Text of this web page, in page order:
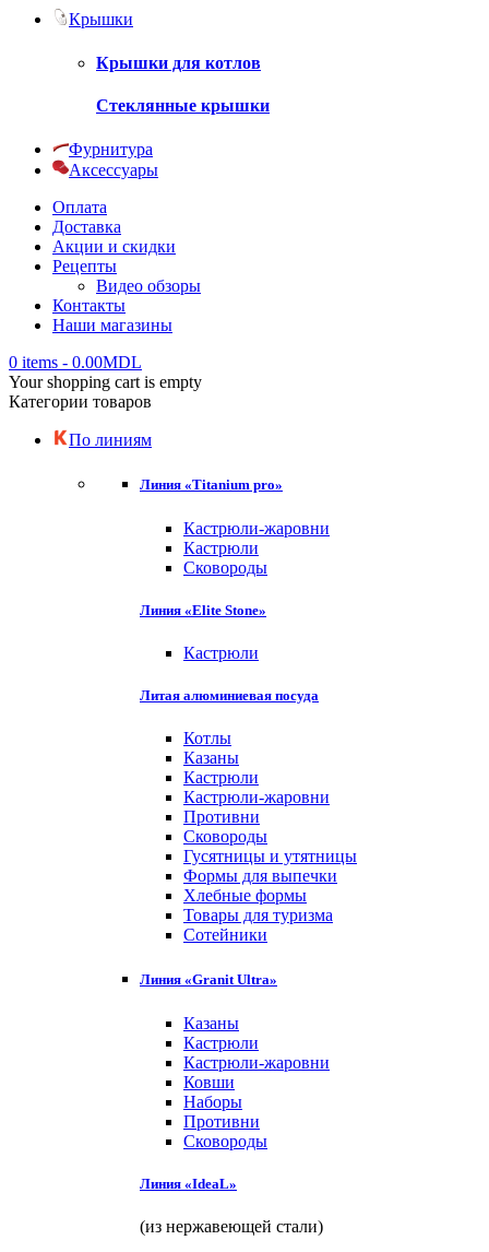
Крышки
Крышки для котлов
Стеклянные крышки
Фурнитура
Аксессуары
Оплата
Доставка
Акции и скидки
Рецепты
Видео обзоры
Контакты
Наши магазины
0 items - 0.00MDL
Your shopping cart is empty
Категории товаров
По линиям
Линия «Titanium pro»
Кастрюли-жаровни
Кастрюли
Сковороды
Линия «Elite Stone»
Кастрюли
Литая алюминиевая посуда
Котлы
Казаны
Кастрюли
Кастрюли-жаровни
Противни
Сковороды
Гусятницы и утятницы
Формы для выпечки
Хлебные формы
Товары для туризма
Сотейники
Линия «Granit Ultra»
Казаны
Кастрюли
Кастрюли-жаровни
Ковши
Наборы
Противни
Сковороды
Линия «IdeaL»
(из нержавеющей стали)